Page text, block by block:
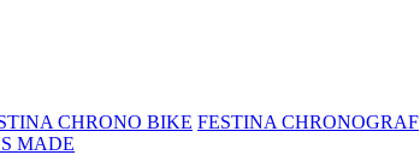
CHRONO BIKE FESTINA CHRONOGRAF
MADE